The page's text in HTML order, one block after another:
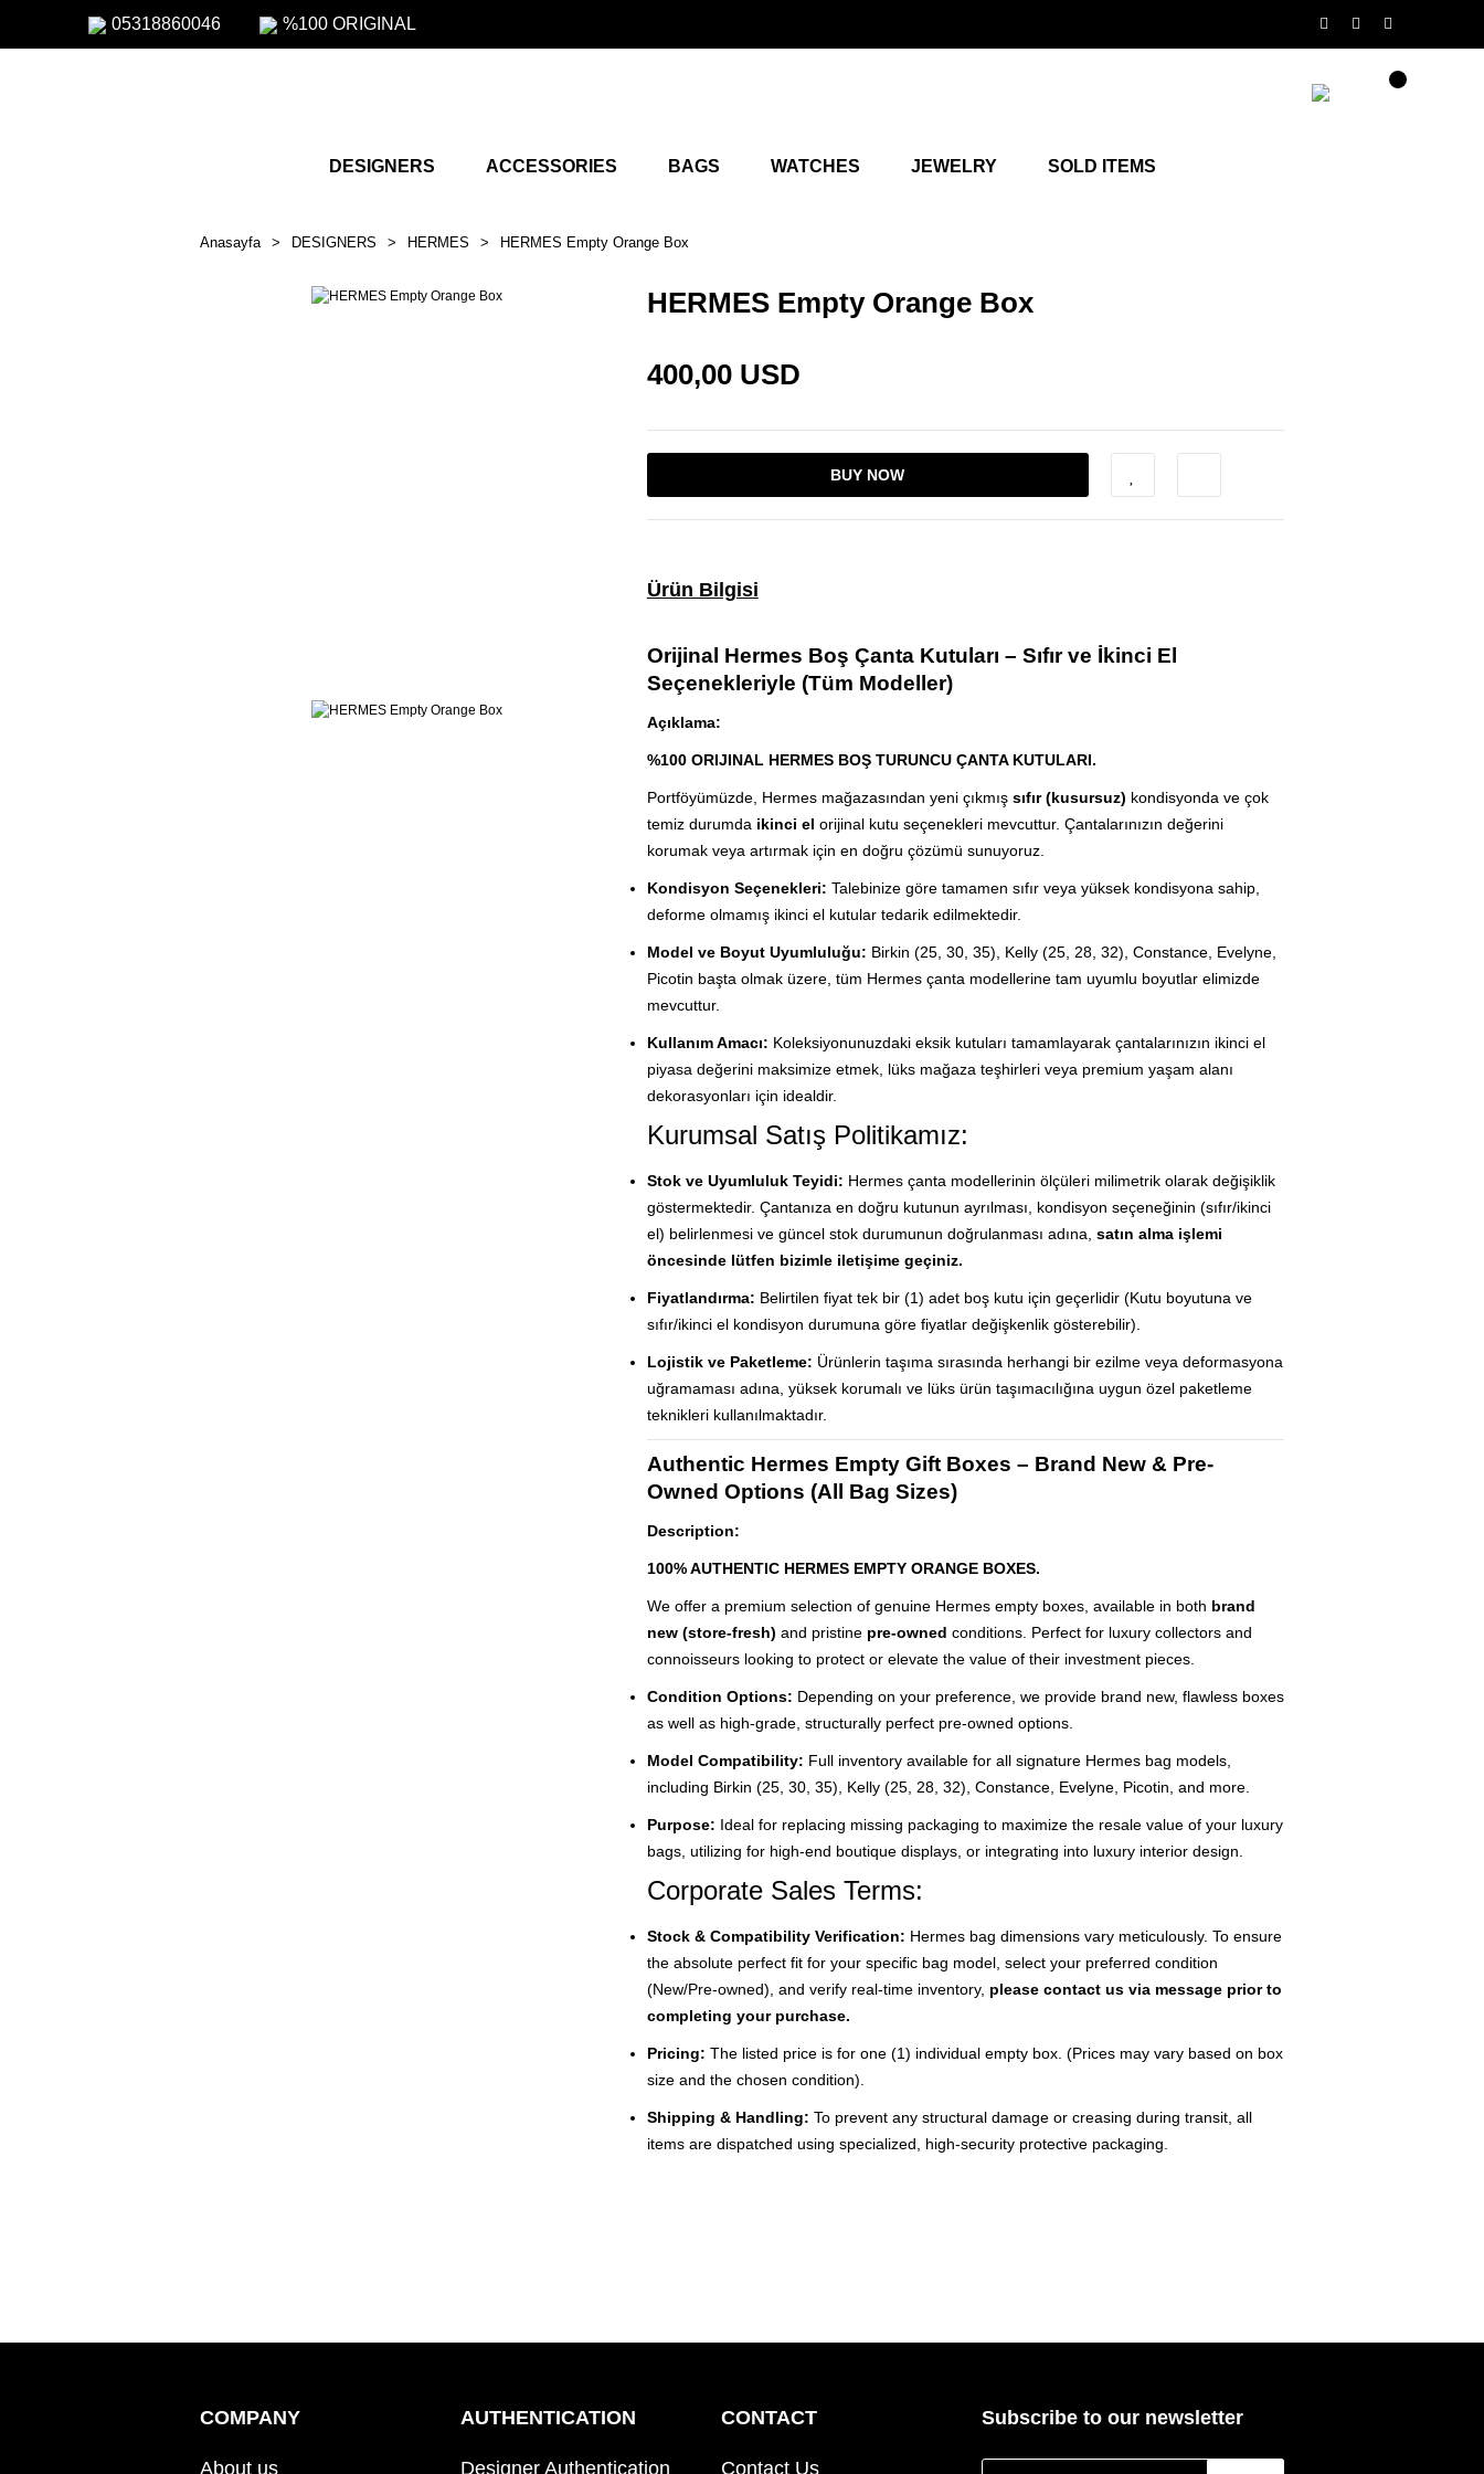
05318860046 %100 ORIGINAL
DESIGNERS ACCESSORIES BAGS WATCHES JEWELRY SOLD ITEMS
Anasayfa DESIGNERS HERMES HERMES Empty Orange Box
HERMES Empty Orange Box
400,00 USD
BUY NOW
Ürün Bilgisi
Orijinal Hermes Boş Çanta Kutuları – Sıfır ve İkinci El
Seçenekleriyle (Tüm Modeller)
Açıklama:
%100 ORIJINAL HERMES BOŞ TURUNCU ÇANTA KUTULARI.
Portföyümüzde, Hermes mağazasından yeni çıkmış sıfır (kusursuz) kondisyonda ve çok
temiz durumda ikinci el orijinal kutu seçenekleri mevcuttur. Çantalarınızın değerini
korumak veya artırmak için en doğru çözümü sunuyoruz.
Kondisyon Seçenekleri: Talebinize göre tamamen sıfır veya yüksek kondisyona sahip,
deforme olmamış ikinci el kutular tedarik edilmektedir.
Model ve Boyut Uyumluluğu: Birkin (25, 30, 35), Kelly (25, 28, 32), Constance, Evelyne,
Picotin başta olmak üzere, tüm Hermes çanta modellerine tam uyumlu boyutlar elimizde
mevcuttur.
Kullanım Amacı: Koleksiyonunuzdaki eksik kutuları tamamlayarak çantalarınızın ikinci el
piyasa değerini maksimize etmek, lüks mağaza teşhirleri veya premium yaşam alanı
dekorasyonları için idealdir.
Kurumsal Satış Politikamız:
Stok ve Uyumluluk Teyidi: Hermes çanta modellerinin ölçüleri milimetrik olarak değişiklik
göstermektedir. Çantanıza en doğru kutunun ayrılması, kondisyon seçeneğinin (sıfır/ikinci
el) belirlenmesi ve güncel stok durumunun doğrulanması adına, satın alma işlemi
öncesinde lütfen bizimle iletişime geçiniz.
Fiyatlandırma: Belirtilen fiyat tek bir (1) adet boş kutu için geçerlidir (Kutu boyutuna ve
sıfır/ikinci el kondisyon durumuna göre fiyatlar değişkenlik gösterebilir).
Lojistik ve Paketleme: Ürünlerin taşıma sırasında herhangi bir ezilme veya deformasyona
uğramaması adına, yüksek korumalı ve lüks ürün taşımacılığına uygun özel paketleme
teknikleri kullanılmaktadır.
Authentic Hermes Empty Gift Boxes – Brand New & Pre-
Owned Options (All Bag Sizes)
Description:
100% AUTHENTIC HERMES EMPTY ORANGE BOXES.
We offer a premium selection of genuine Hermes empty boxes, available in both brand
new (store-fresh) and pristine pre-owned conditions. Perfect for luxury collectors and
connoisseurs looking to protect or elevate the value of their investment pieces.
Condition Options: Depending on your preference, we provide brand new, flawless boxes
as well as high-grade, structurally perfect pre-owned options.
Model Compatibility: Full inventory available for all signature Hermes bag models,
including Birkin (25, 30, 35), Kelly (25, 28, 32), Constance, Evelyne, Picotin, and more.
Purpose: Ideal for replacing missing packaging to maximize the resale value of your luxury
bags, utilizing for high-end boutique displays, or integrating into luxury interior design.
Corporate Sales Terms:
Stock & Compatibility Verification: Hermes bag dimensions vary meticulously. To ensure
the absolute perfect fit for your specific bag model, select your preferred condition
(New/Pre-owned), and verify real-time inventory, please contact us via message prior to
completing your purchase.
Pricing: The listed price is for one (1) individual empty box. (Prices may vary based on box
size and the chosen condition).
Shipping & Handling: To prevent any structural damage or creasing during transit, all
items are dispatched using specialized, high-security protective packaging.
COMPANY
About us
AUTHENTICATION
Designer Authentication
CONTACT
Contact Us
Subscribe to our newsletter